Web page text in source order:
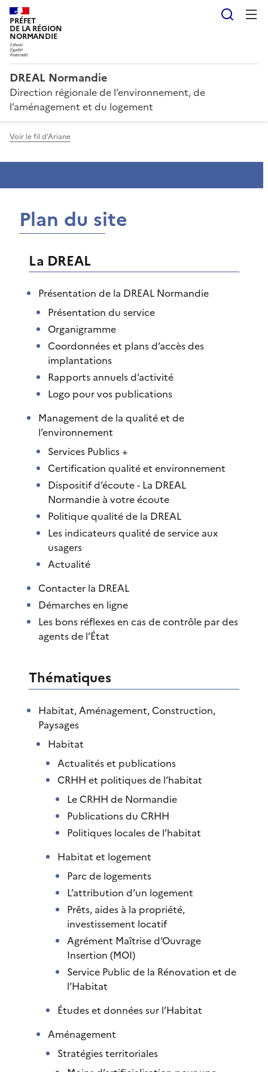
PRÉFET
DE LA RÉGION
NORMANDIE
DREAL Normandie
Direction régionale de l’environnement, de
l’aménagement et du logement
Voir le fil d'Ariane
Plan du site
La DREAL
Présentation de la DREAL Normandie
Présentation du service
Organigramme
Coordonnées et plans d’accès des
implantations
Rapports annuels d’activité
Logo pour vos publications
Management de la qualité et de
l’environnement
Services Publics +
Certification qualité et environnement
Dispositif d’écoute - La DREAL
Normandie à votre écoute
Politique qualité de la DREAL
Les indicateurs qualité de service aux
usagers
Actualité
Contacter la DREAL
Démarches en ligne
Les bons réflexes en cas de contrôle par des
agents de l’État
Thématiques
Habitat, Aménagement, Construction,
Paysages
Habitat
Actualités et publications
CRHH et politiques de l’habitat
Le CRHH de Normandie
Publications du CRHH
Politiques locales de l’habitat
Habitat et logement
Parc de logements
L’attribution d’un logement
Prêts, aides à la propriété,
investissement locatif
Agrément Maîtrise d’Ouvrage
Insertion (MOI)
Service Public de la Rénovation et de
l’Habitat
Études et données sur l’Habitat
Aménagement
Stratégies territoriales